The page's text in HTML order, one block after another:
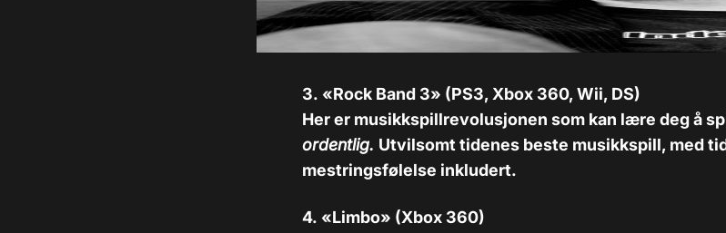
3. «Rock Band 3» (PS3, Xbox 360, Wii, DS)
Her er musikkspillrevolusjonen som kan lære deg å
ordentlig. Utvilsomt tidenes beste musikkspill, med
mestringsfølelse inkludert.
4. «Limbo» (Xbox 360)